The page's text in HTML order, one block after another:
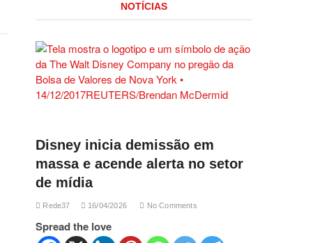
NOTÍCIAS
Disney inicia demissão em
massa e acende alerta no setor
de mídia
Rede37 16/04/2026 No Comments
Spread the love